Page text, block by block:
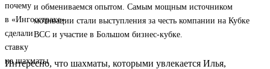
и обмениваемся опытом. Самым мощным источником
мотивации стали выступления за честь компании на Кубке
ВСС и участие в Большом бизнес-кубке.
Интересно, что шахматы, которыми увлекается Илья,